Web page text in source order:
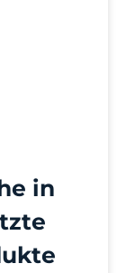
in